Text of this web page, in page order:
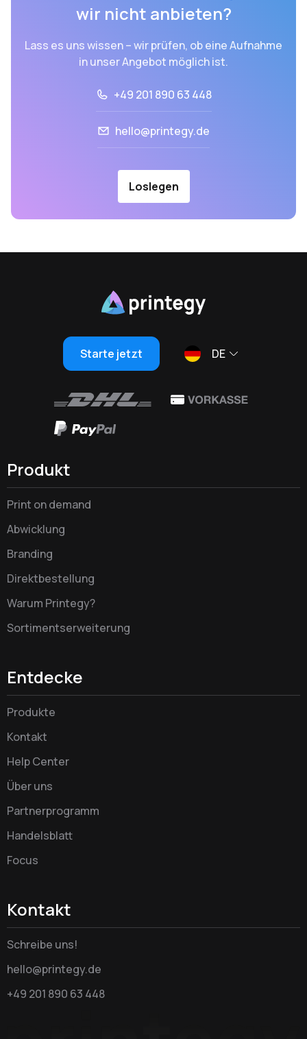
wir nicht anbieten?
Lass es uns wissen – wir prüfen, ob eine Aufnahme
in unser Angebot möglich ist.
+49 201 890 63 448
hello@printegy.de
Loslegen
Starte jetzt DE
Produkt
Print on demand
Abwicklung
Branding
Direktbestellung
Warum Printegy?
Sortimentserweiterung
Entdecke
Produkte
Kontakt
Help Center
Über uns
Partnerprogramm
Handelsblatt
Focus
Kontakt
Schreibe uns!
hello@printegy.de
+49 201 890 63 448